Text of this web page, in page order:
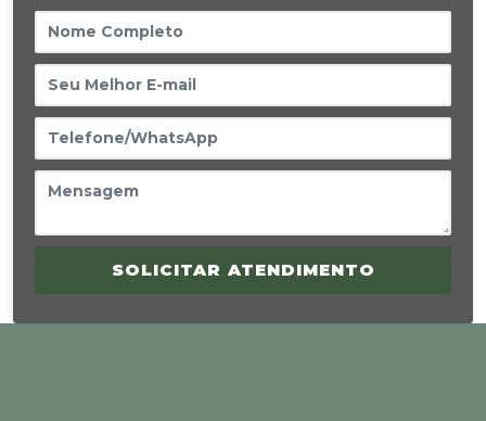
SOLICITAR ATENDIMENTO